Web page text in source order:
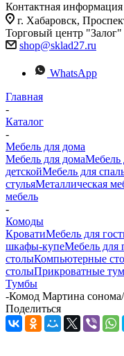
Контактная информация
г. Хабаровск,
Торговый центр "Залог"
shop@sklad27.ru
WhatsApp
Главная
-
Каталог
-
Мебель для дома
Мебель для домаМебель
детскойМебель для
стульяМеталлическая
мебель
-
Комоды
КроватиМебель для
шкафы-купеМебель для
столыКомпьютерные
столыПрикроватные
Тумбы
-Комод Мартина
Поделиться